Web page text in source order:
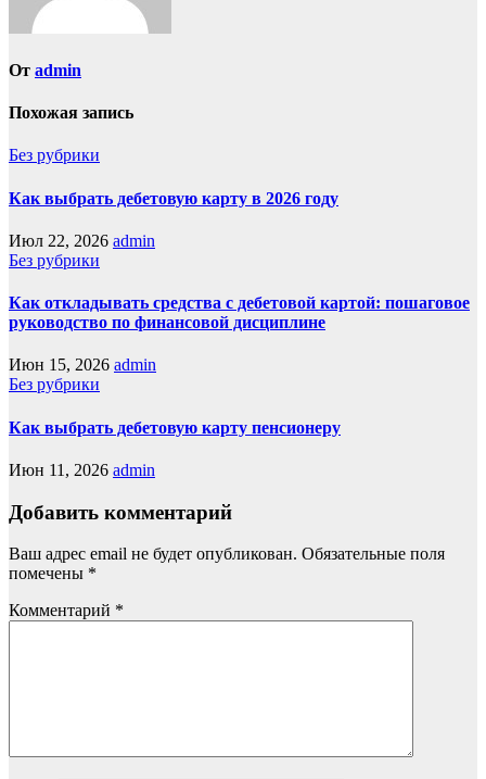
От admin
Похожая запись
Без рубрики
Как выбрать дебетовую карту в 2026 году
Июл 22, 2026 admin
Без рубрики
Как откладывать средства с дебетовой картой: пошаговое
руководство по финансовой дисциплине
Июн 15, 2026 admin
Без рубрики
Как выбрать дебетовую карту пенсионеру
Июн 11, 2026 admin
Добавить комментарий
Ваш адрес email не будет опубликован. Обязательные поля
помечены *
Комментарий *